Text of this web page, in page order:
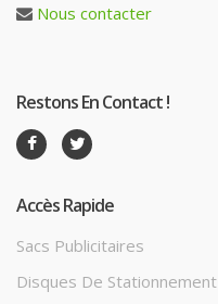
Nous contacter
Restons En Contact !
Accès Rapide
Sacs Publicitaires
Disques De Stationnement